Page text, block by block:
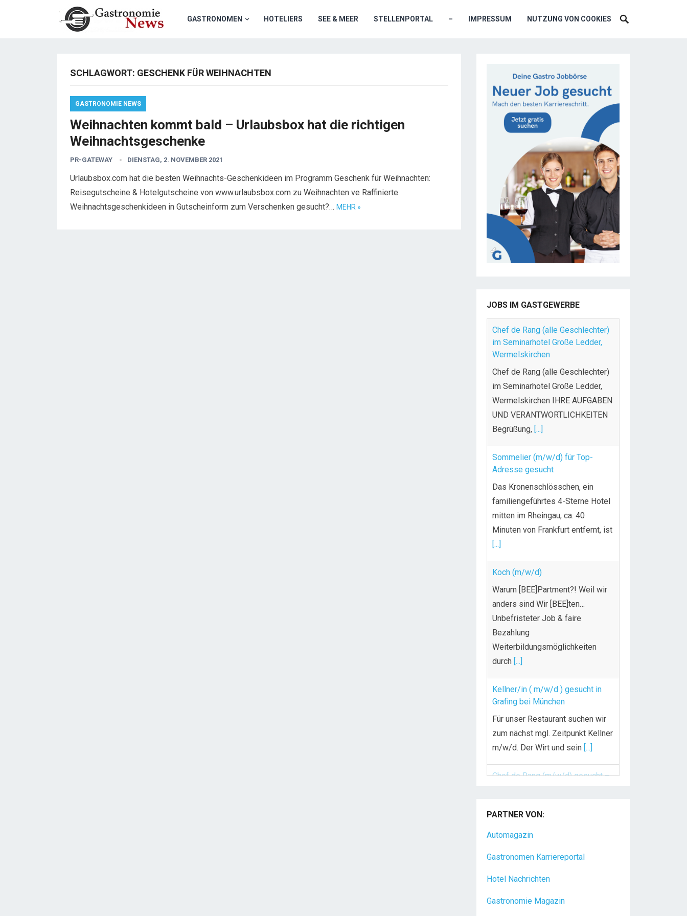
GASTRONOMEN HOTELIERS SEE & MEER STELLENPORTAL – IMPRESSUM NUTZUNG VON COOKIES
SCHLAGWORT: GESCHENK FÜR WEIHNACHTEN
GASTRONOMIE NEWS
Weihnachten kommt bald – Urlaubsbox hat die richtigen
Weihnachtsgeschenke
PR-GATEWAY DIENSTAG, 2. NOVEMBER 2021
Urlaubsbox.com hat die besten Weihnachts-Geschenkideen im Programm Geschenk für Weihnachten:
Reisegutscheine & Hotelgutscheine von www.urlaubsbox.com zu Weihnachten ve Raffinierte
Weihnachtsgeschenkideen in Gutscheinform zum Verschenken gesucht?… MEHR »
JOBS IM GASTGEWERBE
Chef de Rang (alle Geschlechter)
im Seminarhotel Große Ledder,
Wermelskirchen
Chef de Rang (alle Geschlechter)
im Seminarhotel Große Ledder,
Wermelskirchen IHRE AUFGABEN
UND VERANTWORTLICHKEITEN
Begrüßung, [...]
Sommelier (m/w/d) für Top-
Adresse gesucht
Das Kronenschlösschen, ein
familiengeführtes 4-Sterne Hotel
mitten im Rheingau, ca. 40
Minuten von Frankfurt entfernt, ist
[...]
Koch (m/w/d)
Warum [BEE]Partment?! Weil wir
anders sind Wir [BEE]ten…
Unbefristeter Job & faire
Bezahlung
Weiterbildungsmöglichkeiten
durch [...]
Kellner/in ( m/w/d ) gesucht in
Grafing bei München
Für unser Restaurant suchen wir
zum nächst mgl. Zeitpunkt Kellner
m/w/d. Der Wirt und sein [...]
Chef de Rang (m/w/d) gesucht –
Urlaubsfeeling Chef de Rang
(m/w/d) Du bist Gastgeber aus